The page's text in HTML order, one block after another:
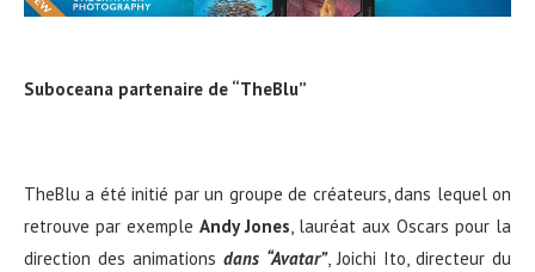
Suboceana partenaire de “TheBlu”
TheBlu a été initié par un groupe de créateurs, dans lequel on
retrouve par exemple Andy Jones, lauréat aux Oscars pour la
direction des animations dans “Avatar”, Joichi Ito, directeur du